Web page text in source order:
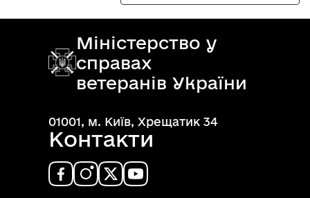
Міністерство у
справах
ветеранів України
01001, м. Київ, Хрещатик 34
Контакти